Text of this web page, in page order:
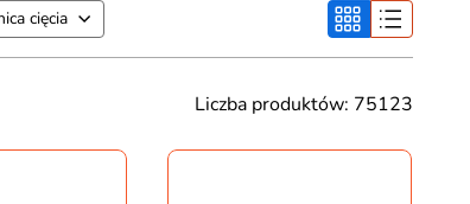
cięcia
Liczba produktów: 75123